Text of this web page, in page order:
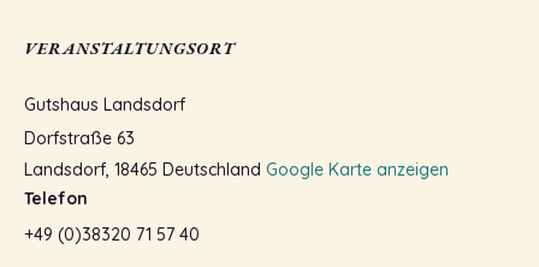
VERANSTALTUNGSORT
Gutshaus Landsdorf
Dorfstraße 63
Landsdorf, 18465 Deutschland Google Karte anzeigen
Telefon
+49 (0)38320 71 57 40